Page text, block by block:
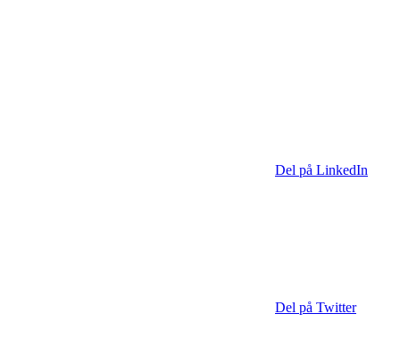
Del på LinkedIn
Del på Twitter